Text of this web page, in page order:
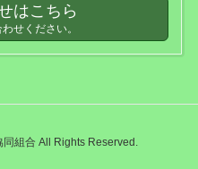
はこちら
せください。
組合 All Rights Reserved.